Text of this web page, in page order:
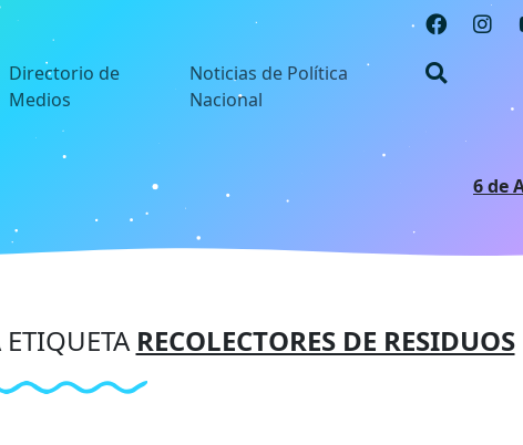
Directorio de
Medios
Noticias de Política
Nacional
6 de
RECOLECTORES DE RESIDUOS